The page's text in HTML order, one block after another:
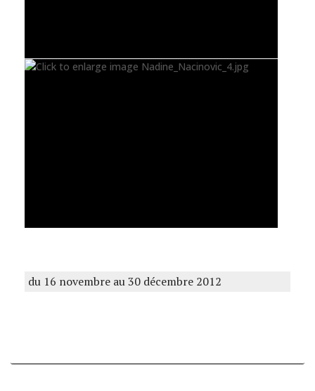
du 16 novembre au 30 décembre 2012